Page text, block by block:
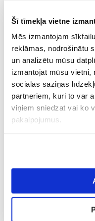
Šī tīmekļa vietne
Mēs izmantojam
reklāmas, nodrošinātu
un analizētu mūsu
izmantojat mūsu vietni,
sociālās saziņas
partneriem, kuri to var
viņiem sniedzat vai ko
pakalpojumus.
€5.29
PIEVIENOT